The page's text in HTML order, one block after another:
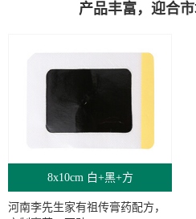
产品丰富，迎合
8x10cm 白+黑+方
河南李先生家有祖传膏药配方，